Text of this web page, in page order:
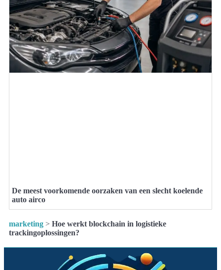
De meest voorkomende oorzaken van een slecht koelende
auto airco
marketing > Hoe werkt blockchain in logistieke
trackingoplossingen?